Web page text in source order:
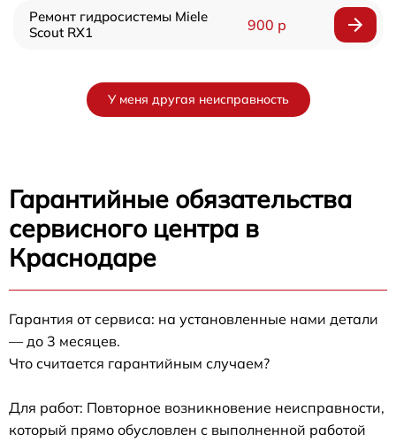
Ремонт гидросистемы Miele
Scout RX1
900 р
У меня другая неисправность
Гарантийные обязательства
сервисного центра в
Краснодаре
Гарантия от сервиса: на установленные нами детали
— до 3 месяцев.
Что считается гарантийным случаем?
Для работ: Повторное возникновение неисправности,
который прямо обусловлен с выполненной работой